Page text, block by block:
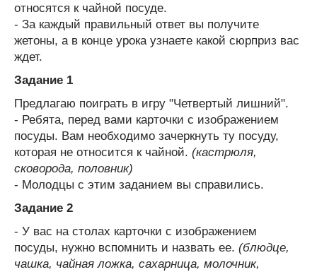
относятся к чайной посуде.
- За каждый правильный ответ вы получите
жетоны, а в конце урока узнаете какой сюрприз вас
ждет.
Задание 1
Предлагаю поиграть в игру "Четвертый лишний".
- Ребята, перед вами карточки с изображением
посуды. Вам необходимо зачеркнуть ту посуду,
которая не относится к чайной. (кастрюля,
сковорода, половник)
- Молодцы с этим заданием вы справились.
Задание 2
- У вас на столах карточки с изображением
посуды, нужно вспомнить и назвать ее. (блюдце,
чашка, чайная ложка, сахарница, молочник,